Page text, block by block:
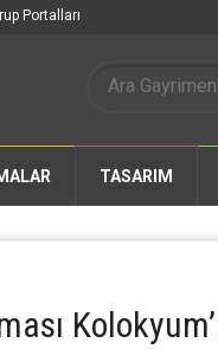
Portalları
TASARIM